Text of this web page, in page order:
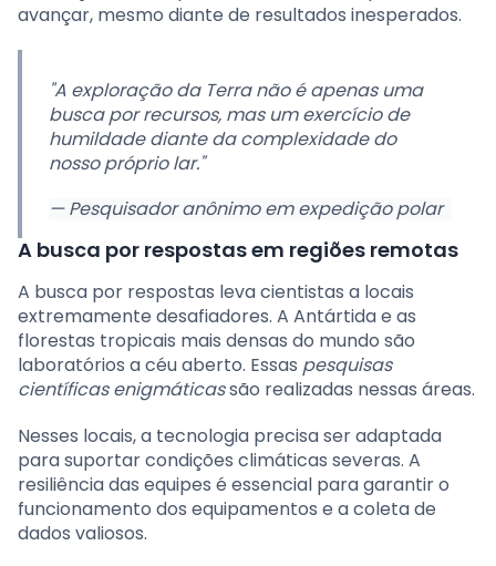
avançar, mesmo diante de resultados inesperados.
"A exploração da Terra não é apenas uma
busca por recursos, mas um exercício de
humildade diante da complexidade do
nosso próprio lar."
— Pesquisador anônimo em expedição polar
A busca por respostas em regiões remotas
A busca por respostas leva cientistas a locais
extremamente desafiadores. A Antártida e as
florestas tropicais mais densas do mundo são
laboratórios a céu aberto. Essas pesquisas
científicas enigmáticassão realizadas nessas áreas.
Nesses locais, a tecnologia precisa ser adaptada
para suportar condições climáticas severas. A
resiliência das equipes é essencial para garantir o
funcionamento dos equipamentos e a coleta de
dados valiosos.